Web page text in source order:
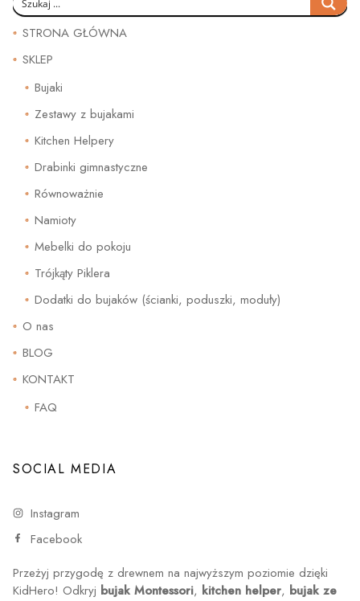
STRONA GŁÓWNA
SKLEP
Bujaki
Zestawy z bujakami
Kitchen Helpery
Drabinki gimnastyczne
Równoważnie
Namioty
Mebelki do pokoju
Trójkąty Piklera
Dodatki do bujaków (ścianki, poduszki, moduły)
O nas
BLOG
KONTAKT
FAQ
SOCIAL MEDIA
Instagram
Facebook
Przeżyj przygodę z drewnem na najwyższym poziomie dzięki
KidHero! Odkryj bujak Montessori, kitchen helper, bujak ze